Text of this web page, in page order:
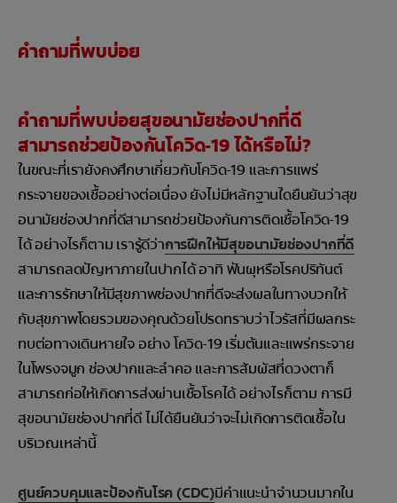
คำถามที่พบบ่อย
คำถามที่พบบ่อยสุขอนามัยช่องปากที่ดี
สามารถช่วยป้องกันโควิด-19 ได้หรือไม่?
ในขณะที่เรายังคงศึกษาเกี่ยวกับโควิด-19 และการแพร่
กระจายของเชื้ออย่างต่อเนื่อง ยังไม่มีหลักฐานใดยืนยันว่าสุข
อนามัยช่องปากที่ดีสามารถช่วยป้องกันการติดเชื้อโควิด-19
ได้ อย่างไรก็ตาม เรารู้ดีว่าการฝึกให้มีสุขอนามัยช่องปากที่ดี
สามารถลดปัญหาภายในปากได้ อาทิ ฟันผุหรือโรคปริทันต์
และการรักษาให้มีสุขภาพช่องปากที่ดีจะส่งผลในทางบวกให้
กับสุขภาพโดยรวมของคุณด้วยโปรดทราบว่าไวรัสที่มีผลกระ
ทบต่อทางเดินหายใจ อย่าง โควิด-19 เริ่มต้นและแพร่กระจาย
ในโพรงจมูก ช่องปากและลำคอ และการสัมผัสที่ดวงตาก็
สามารถก่อให้เกิดการส่งผ่านเชื้อโรคได้ อย่างไรก็ตาม การมี
สุขอนามัยช่องปากที่ดี ไม่ได้ยืนยันว่าจะไม่เกิดการติดเชื้อใน
บริเวณเหล่านี้
ศูนย์ควบคุมและป้องกันโรค (CDC)มีคำแนะนำจำนวนมากใน